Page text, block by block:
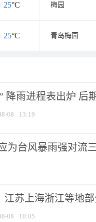
/ 25°C 梅园
/ 25°C 青岛梅园
降雨进程表出炉 后
08 13:19
为台风暴雨强对流
江苏上海浙江等地
08 10:05